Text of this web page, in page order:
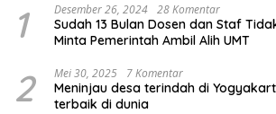
1 Desember 26, 2024 28 Komentar
Sudah 13 Bulan Dosen dan Staf
Minta Pemerintah Ambil Alih UMT
2 Mei 30, 2025 7 Komentar
Meninjau desa terindah di
terbaik di dunia